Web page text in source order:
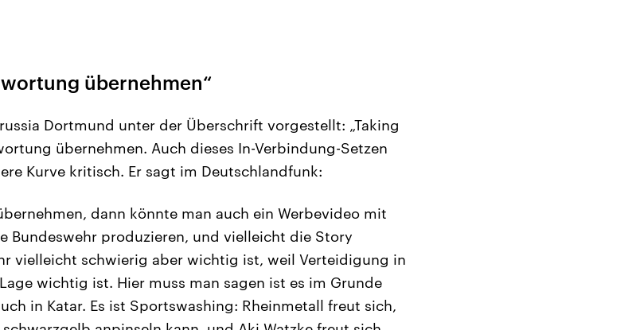
übernehmen“
Dortmund unter der Überschrift vorgestellt: „Taking
übernehmen. Auch dieses In-Verbindung-Setzen
Kurve kritisch. Er sagt im Deutschlandfunk:
dann könnte man auch ein Werbevideo mit
Bundeswehr produzieren, und vielleicht die Story
vielleicht schwierig aber wichtig ist, weil Verteidigung in
wichtig ist. Hier muss man sagen ist es im Grunde
in Katar. Es ist Sportswashing: Rheinmetall freut sich,